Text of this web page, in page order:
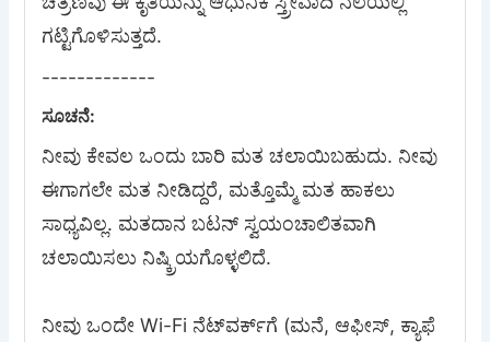
ಗಟ್ಟಿಗೊಳಿಸುತ್ತದೆ.
-------------
ಸೂಚನೆ:
ನೀವು ಕೇವಲ ಒಂದು ಬಾರಿ ಮತ ಚಲಾಯಿಬಹುದು. ನೀವು
ಈಗಾಗಲೇ ಮತ ನೀಡಿದ್ದರೆ, ಮತ್ತೊಮ್ಮೆ ಮತ ಹಾಕಲು
ಸಾಧ್ಯವಿಲ್ಲ. ಮತದಾನ ಬಟನ್ ಸ್ವಯಂಚಾಲಿತವಾಗಿ
ಚಲಾಯಿಸಲು ನಿಷ್ಕ್ರಿಯಗೊಳ್ಳಲಿದೆ.
ನೀವು ಒಂದೇ Wi-Fi ನೆಟ್‌ವರ್ಕ್‍ಗೆ (ಮನೆ, ಆಫೀಸ್, ಕ್ಯಾಫೆ